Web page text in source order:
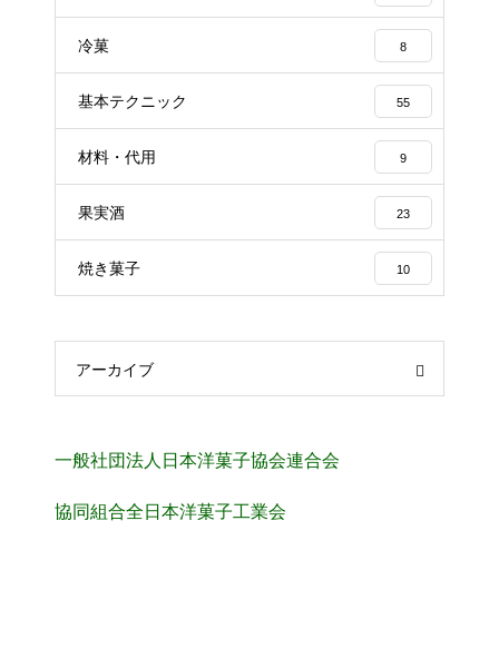
冷菓 8
基本テクニック 55
材料・代用 9
果実酒 23
焼き菓子 10
アーカイブ
一般社団法人日本洋菓子協会連合会
協同組合全日本洋菓子工業会